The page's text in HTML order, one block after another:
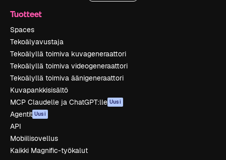
Tuotteet
Spaces
Tekoälyavustaja
Tekoälyllä toimiva kuvageneraattori
Tekoälyllä toimiva videogeneraattori
Tekoälyllä toimiva äänigeneraattori
Kuvapankkisisältö
MCP Claudelle ja ChatGPT:lle Uusi
Agentit Uusi
API
Mobiilisovellus
Kaikki Magnific-työkalut